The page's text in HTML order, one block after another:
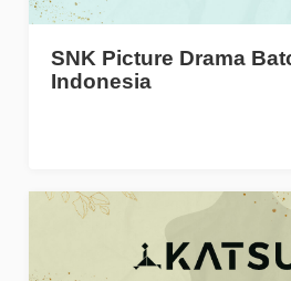
SNK Picture Drama
Indonesia